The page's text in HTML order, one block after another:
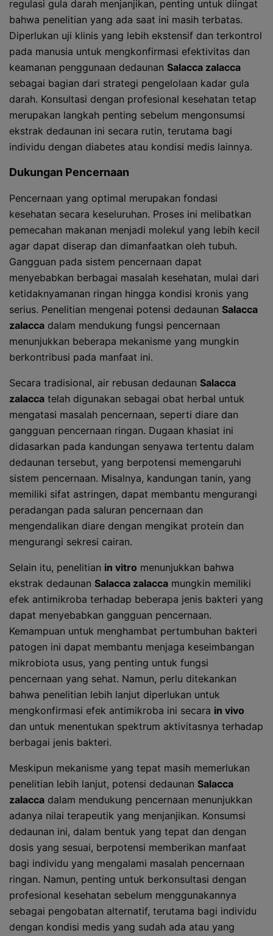
regulasi gula darah menjanjikan, penting untuk diingat
bahwa penelitian yang ada saat ini masih terbatas.
Diperlukan uji klinis yang lebih ekstensif dan terkontrol
pada manusia untuk mengkonfirmasi efektivitas dan
keamanan penggunaan dedaunan Salacca zalacca
sebagai bagian dari strategi pengelolaan kadar gula
darah. Konsultasi dengan profesional kesehatan tetap
merupakan langkah penting sebelum mengonsumsi
ekstrak dedaunan ini secara rutin, terutama bagi
individu dengan diabetes atau kondisi medis lainnya.
Dukungan Pencernaan
Pencernaan yang optimal merupakan fondasi
kesehatan secara keseluruhan. Proses ini melibatkan
pemecahan makanan menjadi molekul yang lebih kecil
agar dapat diserap dan dimanfaatkan oleh tubuh.
Gangguan pada sistem pencernaan dapat
menyebabkan berbagai masalah kesehatan, mulai dari
ketidaknyamanan ringan hingga kondisi kronis yang
serius. Penelitian mengenai potensi dedaunan Salacca
zalacca dalam mendukung fungsi pencernaan
menunjukkan beberapa mekanisme yang mungkin
berkontribusi pada manfaat ini.
Secara tradisional, air rebusan dedaunan Salacca
zalacca telah digunakan sebagai obat herbal untuk
mengatasi masalah pencernaan, seperti diare dan
gangguan pencernaan ringan. Dugaan khasiat ini
didasarkan pada kandungan senyawa tertentu dalam
dedaunan tersebut, yang berpotensi memengaruhi
sistem pencernaan. Misalnya, kandungan tanin, yang
memiliki sifat astringen, dapat membantu mengurangi
peradangan pada saluran pencernaan dan
mengendalikan diare dengan mengikat protein dan
mengurangi sekresi cairan.
Selain itu, penelitian in vitro menunjukkan bahwa
ekstrak dedaunan Salacca zalacca mungkin memiliki
efek antimikroba terhadap beberapa jenis bakteri yang
dapat menyebabkan gangguan pencernaan.
Kemampuan untuk menghambat pertumbuhan bakteri
patogen ini dapat membantu menjaga keseimbangan
mikrobiota usus, yang penting untuk fungsi
pencernaan yang sehat. Namun, perlu ditekankan
bahwa penelitian lebih lanjut diperlukan untuk
mengkonfirmasi efek antimikroba ini secara in vivo
dan untuk menentukan spektrum aktivitasnya terhadap
berbagai jenis bakteri.
Meskipun mekanisme yang tepat masih memerlukan
penelitian lebih lanjut, potensi dedaunan Salacca
zalacca dalam mendukung pencernaan menunjukkan
adanya nilai terapeutik yang menjanjikan. Konsumsi
dedaunan ini, dalam bentuk yang tepat dan dengan
dosis yang sesuai, berpotensi memberikan manfaat
bagi individu yang mengalami masalah pencernaan
ringan. Namun, penting untuk berkonsultasi dengan
profesional kesehatan sebelum menggunakannya
sebagai pengobatan alternatif, terutama bagi individu
dengan kondisi medis yang sudah ada atau yang